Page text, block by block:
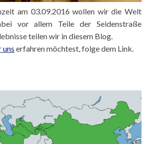
am 03.09.2016 wollen wir die Welt
vor allem Teile der Seidenstraße
teilen wir in diesem Blog.
uns erfahren möchtest, folge dem Link.